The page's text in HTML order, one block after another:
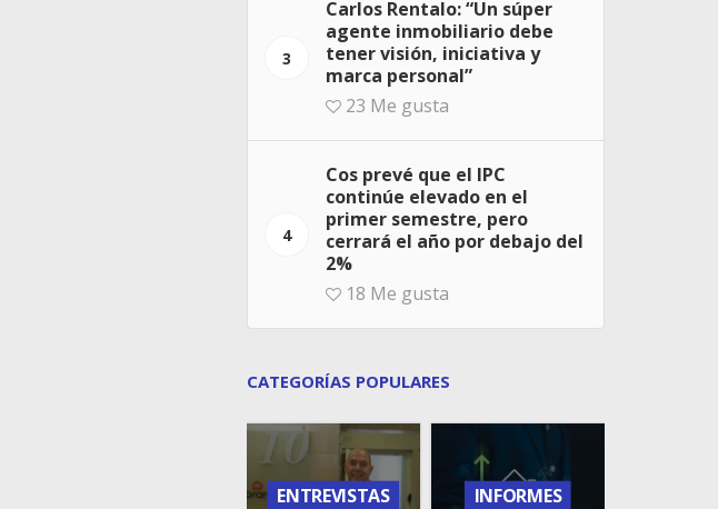
3
Carlos Rentalo: “Un súper
agente inmobiliario debe
tener visión, iniciativa y
marca personal”
23 Me gusta
4
Cos prevé que el IPC
continúe elevado en el
primer semestre, pero
cerrará el año por debajo del
2%
18 Me gusta
CATEGORÍAS POPULARES
ENTREVISTAS INFORMES